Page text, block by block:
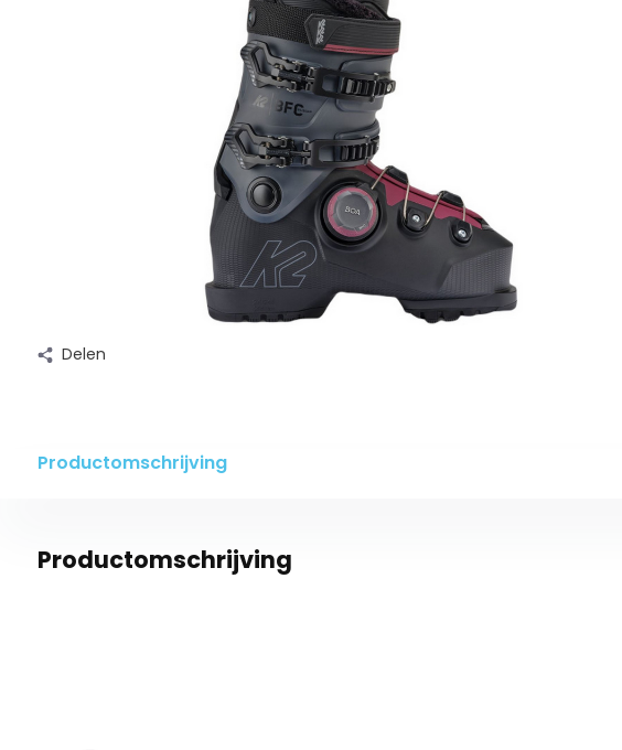
Delen
Productomschrijving
Productomschrijving